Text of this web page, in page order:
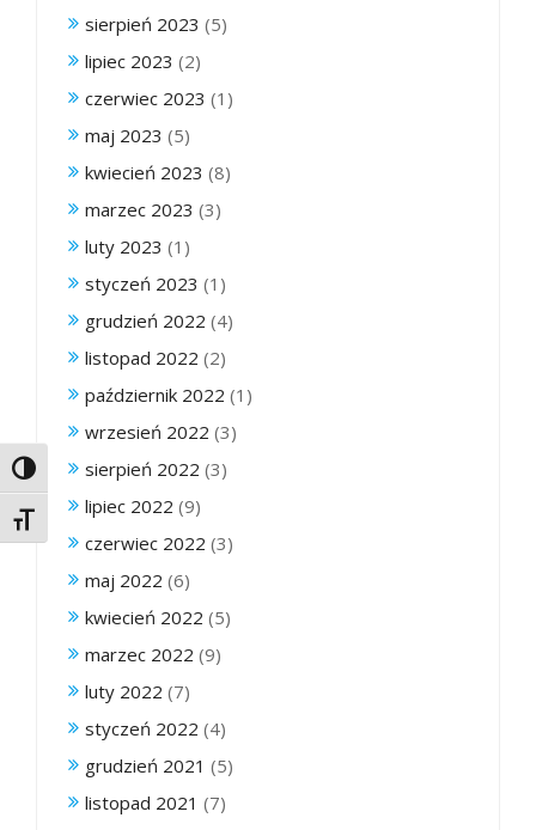
Toggle High Contrast
Toggle Font size
sierpień 2023 (5)
lipiec 2023 (2)
czerwiec 2023 (1)
maj 2023 (5)
kwiecień 2023 (8)
marzec 2023 (3)
luty 2023 (1)
styczeń 2023 (1)
grudzień 2022 (4)
listopad 2022 (2)
październik 2022 (1)
wrzesień 2022 (3)
sierpień 2022 (3)
lipiec 2022 (9)
czerwiec 2022 (3)
maj 2022 (6)
kwiecień 2022 (5)
marzec 2022 (9)
luty 2022 (7)
styczeń 2022 (4)
grudzień 2021 (5)
listopad 2021 (7)